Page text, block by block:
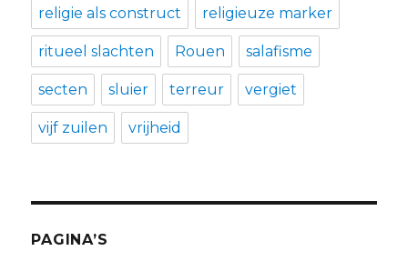
religie als construct religieuze marker
ritueel slachten Rouen salafisme
secten sluier terreur vergiet
vijf zuilen vrijheid
PAGINA’S